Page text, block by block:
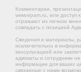
Комментарии,
www.epam.ru, или доступ
отражают их личное
совпадать с позицией
Сведения и материалы,
исключительно в
консультацией или
адвокаты и сотрудники
информации для ваших
связанные с ними